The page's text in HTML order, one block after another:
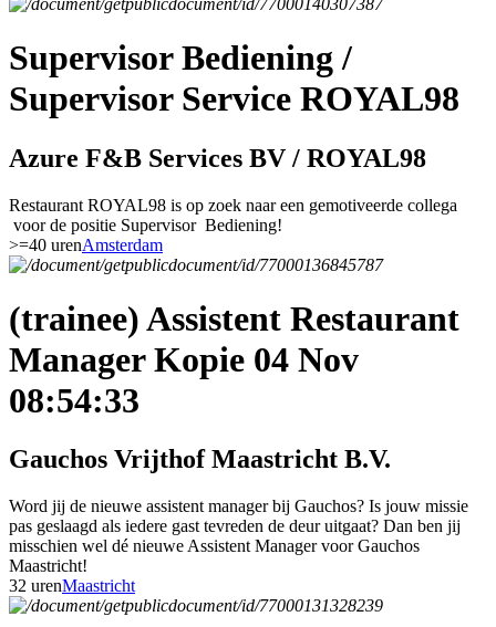
Supervisor Bediening /
Supervisor Service ROYAL98
Azure F&B Services BV / ROYAL98
Restaurant ROYAL98 is op zoek naar een gemotiveerde collega
voor de positie Supervisor Bediening!
>=40 urenAmsterdam
(trainee) Assistent Restaurant
Manager Kopie 04 Nov
08:54:33
Gauchos Vrijthof Maastricht B.V.
Word jij de nieuwe assistent manager bij Gauchos? Is jouw missie
pas geslaagd als iedere gast tevreden de deur uitgaat? Dan ben jij
misschien wel dé nieuwe Assistent Manager voor Gauchos
Maastricht!
32 urenMaastricht